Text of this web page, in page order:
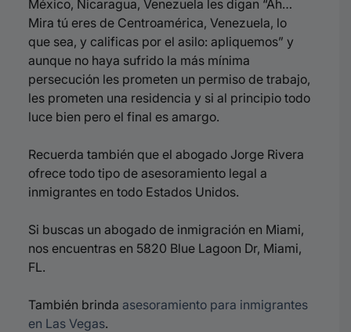
México, Nicaragua, Venezuela les digan “Ah…
Mira tú eres de Centroamérica, Venezuela, lo
que sea, y calificas por el asilo: apliquemos” y
aunque no haya sufrido la más mínima
persecución les prometen un permiso de trabajo,
les prometen una residencia y si al principio todo
luce bien pero el final es amargo.
Recuerda también que el abogado Jorge Rivera
ofrece todo tipo de asesoramiento legal a
inmigrantes en todo Estados Unidos.
Si buscas un abogado de inmigración en Miami,
nos encuentras en 5820 Blue Lagoon Dr, Miami,
FL.
También brinda asesoramiento para inmigrantes
en Las Vegas.